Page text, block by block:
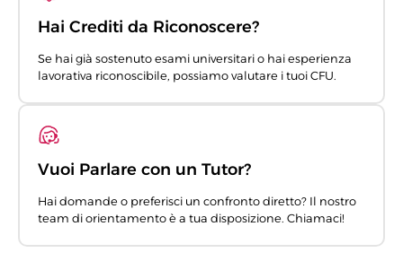
Hai Crediti da Riconoscere?
Se hai già sostenuto esami universitari o hai esperienza
lavorativa riconoscibile, possiamo valutare i tuoi CFU.
Vuoi Parlare con un Tutor?
Hai domande o preferisci un confronto diretto? Il nostro
team di orientamento è a tua disposizione. Chiamaci!